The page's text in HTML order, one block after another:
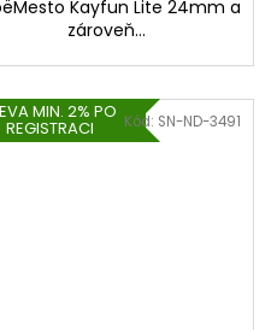
Kayfun Lite 24mm a
zároveň...
MIN. 2% PO
REGISTRACI Kód: SN-ND-3491